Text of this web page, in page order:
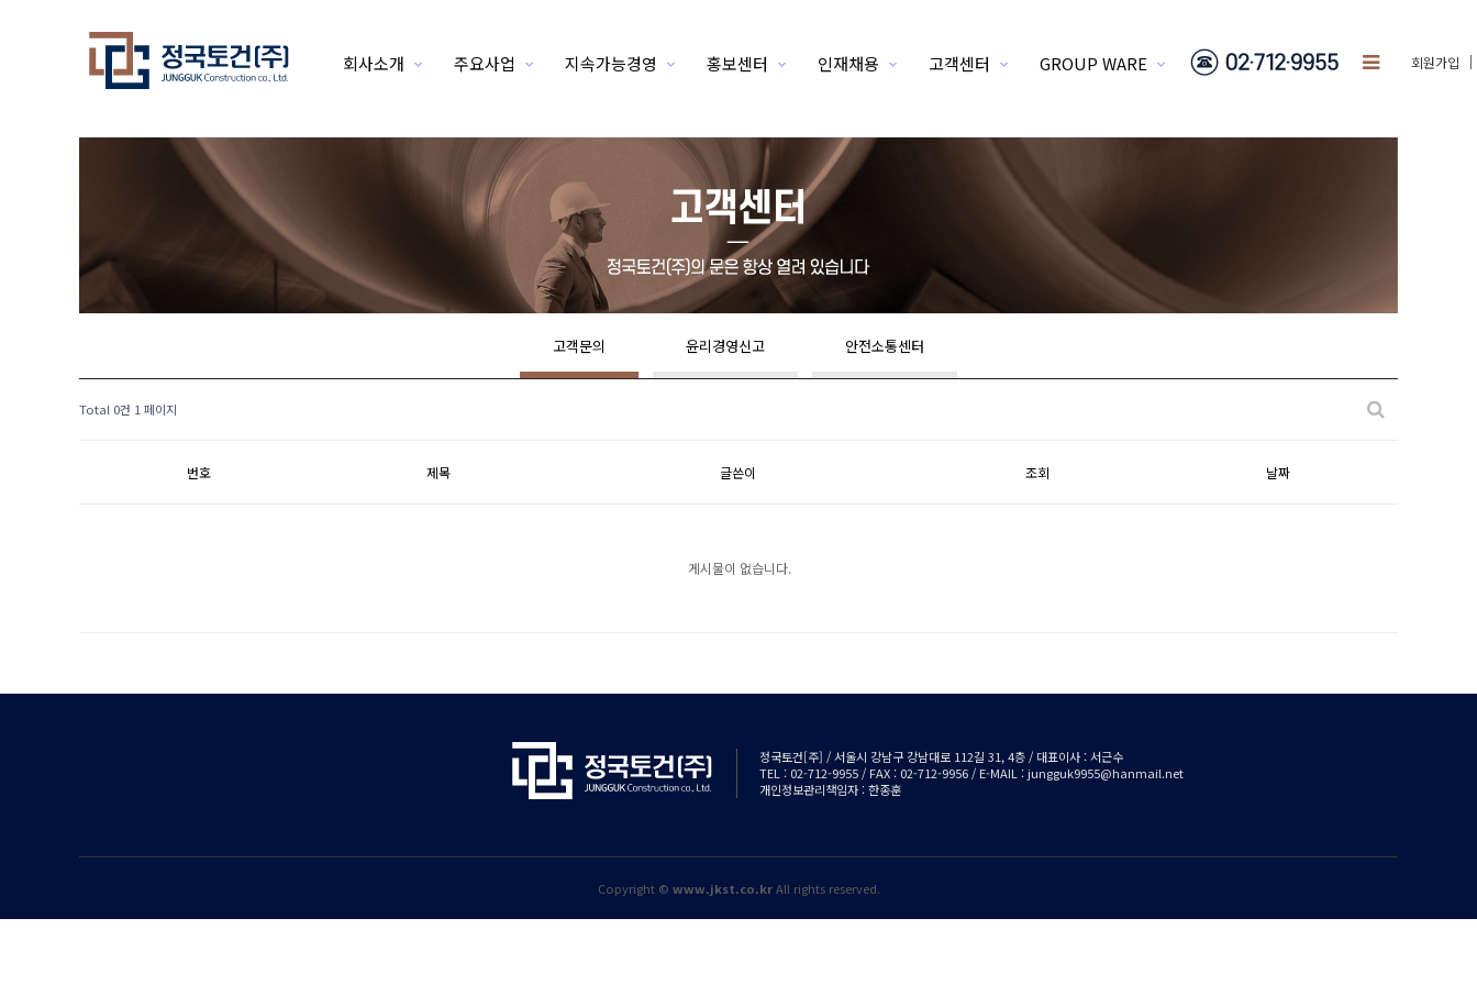
회원가입
회사소개 주요사업 지속가능경영 홍보센터 인재채용 고객센터 GROUP WARE
고객문의 윤리경영신고 안전소통센터
Total 0건 1 페이지
번호 제목 글쓴이 조회 날짜
게시물이 없습니다.
정국토건[주] / 서울시 강남구 강남대로 112길 31, 4층 / 대표이사 : 서근수
TEL : 02-712-9955 / FAX : 02-712-9956 / E-MAIL : jungguk9955@hanmail.net
개인정보관리책임자 : 한종훈
Copyright © www.jkst.co.krAll rights reserved.